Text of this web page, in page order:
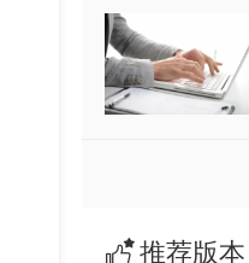
推荐版本